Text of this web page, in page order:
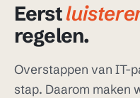
Eerst
regelen.
Overstappen van IT-
stap. Daarom maken